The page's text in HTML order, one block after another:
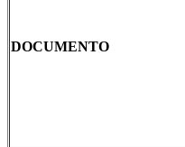
DOCUMENTO